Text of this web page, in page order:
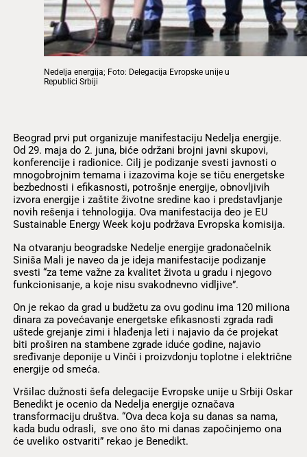
Nedelja energija; Foto: Delegacija Evropske unije u
Republici Srbiji
Beograd prvi put organizuje manifestaciju Nedelja energije.
Od 29. maja do 2. juna, biće održani brojni javni skupovi,
konferencije i radionice. Cilj je podizanje svesti javnosti o
mnogobrojnim temama i izazovima koje se tiču energetske
bezbednosti i efikasnosti, potrošnje energije, obnovljivih
izvora energije i zaštite životne sredine kao i predstavljanje
novih rešenja i tehnologija. Ova manifestacija deo je EU
Sustainable Energy Week koju podržava Evropska komisija.
Na otvaranju beogradske Nedelje energije gradonačelnik
Siniša Mali je naveo da je ideja manifestacije podizanje
svesti “za teme važne za kvalitet života u gradu i njegovo
funkcionisanje, a koje nisu svakodnevno vidljive”.
On je rekao da grad u budžetu za ovu godinu ima 120 miliona
dinara za povećavanje energetske efikasnosti zgrada radi
uštede grejanje zimi i hlađenja leti i najavio da će projekat
biti proširen na stambene zgrade iduće godine, najavio
sređivanje deponije u Vinči i proizvdonju toplotne i električne
energije od smeća.
Vršilac dužnosti šefa delegacije Evropske unije u Srbiji Oskar
Benedikt je ocenio da Nedelja energije označava
transformaciju društva. “Ova deca koja su danas sa nama,
kada budu odrasli, sve ono što mi danas započinjemo ona
će uveliko ostvariti” rekao je Benedikt.